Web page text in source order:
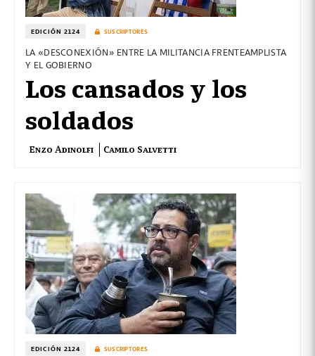
EDICIÓN 2124 SUSCRIPTORES
LA «DESCONEXIÓN» ENTRE LA MILITANCIA FRENTEAMPLISTA
Y EL GOBIERNO
Los cansados y los
soldados
Enzo Adinolfi Camilo Salvetti
EDICIÓN 2124 SUSCRIPTORES